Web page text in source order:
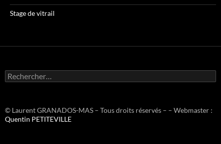
Stage de vitrail
R
e
e
r
© Laurent GRANADOS-MAS – Tous droits réservés – – Webmaster :
Quentin PETITEVILLE